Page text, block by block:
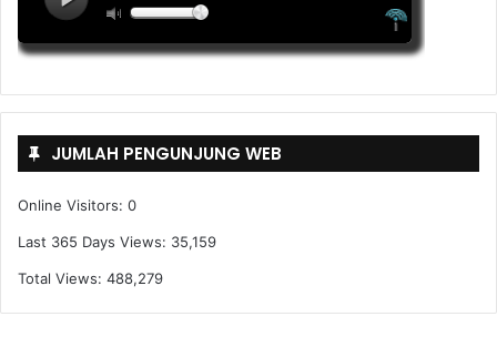
JUMLAH PENGUNJUNG WEB
Online Visitors: 0
Last 365 Days Views: 35,159
Total Views: 488,279